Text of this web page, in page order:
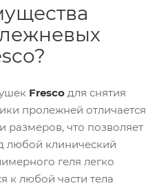
Fresco для снятия
пролежней отличается
что позволяет
любой клинический
геля легко
к любой части тела